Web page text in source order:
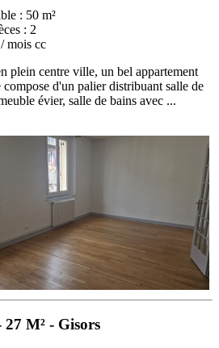
: 50 m²
: 2
mois cc
plein centre ville, un bel appartement
compose d'un palier distribuant salle de
évier, salle de bains avec ...
M² - Gisors